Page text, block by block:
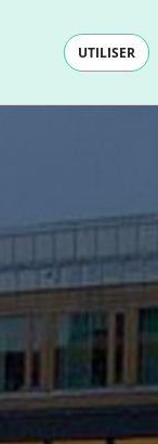
UTILISER